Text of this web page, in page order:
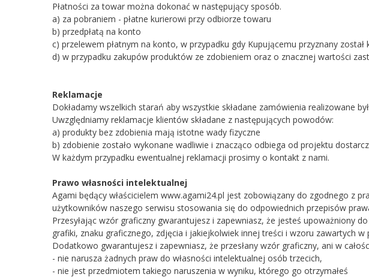
Płatności za towar można dokonać w następujący sposób.
a) za pobraniem - płatne kurierowi przy odbiorze towaru
b) przedpłatą na konto
c) przelewem płatnym na konto, w przypadku gdy Kupującemu przyznany został
d) w przypadku zakupów produktów ze zdobieniem oraz o znacznej wartości
Reklamacje
Dokładamy wszelkich starań aby wszystkie składane zamówienia realizowane
Uwzględniamy reklamacje klientów składane z następujących powodów:
a) produkty bez zdobienia mają istotne wady fizyczne
b) zdobienie zostało wykonane wadliwie i znacząco odbiega od projektu
W każdym przypadku ewentualnej reklamacji prosimy o kontakt z nami.
Prawo własności intelektualnej
Agami będący właścicielem www.agami24.pl jest zobowiązany do zgodnego z
użytkowników naszego serwisu stosowania się do odpowiednich przepisów
Przesyłając wzór graficzny gwarantujesz i zapewniasz, że jesteś upoważniony
grafiki, znaku graficznego, zdjęcia i jakiejkolwiek innej treści i wzoru zawartych w
Dodatkowo gwarantujesz i zapewniasz, że przesłany wzór graficzny, ani w
- nie narusza żadnych praw do własności intelektualnej osób trzecich,
- nie jest przedmiotem takiego naruszenia w wyniku, którego go otrzymałeś